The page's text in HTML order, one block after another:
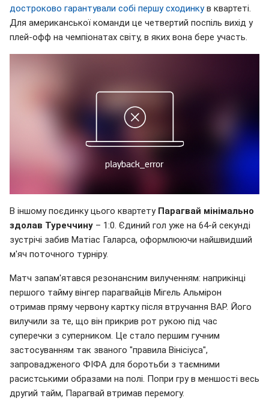
достроково гарантували собі першу сходинкув квартеті.
Для американської команди це четвертий поспіль вихід у
плей-офф на чемпіонатах світу, в яких вона бере участь.
В іншому поєдинку цього квартету Парагвай мінімально
здолав Туреччину – 1:0. Єдиний гол уже на 64-й секунді
зустрічі забив Матіас Галарса, оформлюючи найшвидший
м'яч поточного турніру.
Матч запам'ятався резонансним вилученням: наприкінці
першого тайму вінгер парагвайців Мігель Альмірон
отримав пряму червону картку після втручання ВАР. Його
вилучили за те, що він прикрив рот рукою під час
суперечки з суперником. Це стало першим гучним
застосуванням так званого "правила Вінісіуса",
запровадженого ФІФА для боротьби з таємними
расистськими образами на полі. Попри гру в меншості весь
другий тайм, Парагвай втримав перемогу.